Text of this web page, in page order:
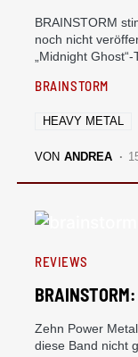
BRAINSTORM
noch nicht
„Midnight
BRAINSTORM
HEAVY METAL
VON ANDREA
REVIEWS
Zehn Power
diese Band nicht